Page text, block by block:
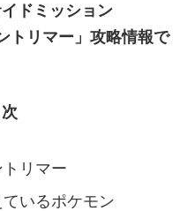
ドミッション
トリマー」攻略情報で
リマー
いるポケモン